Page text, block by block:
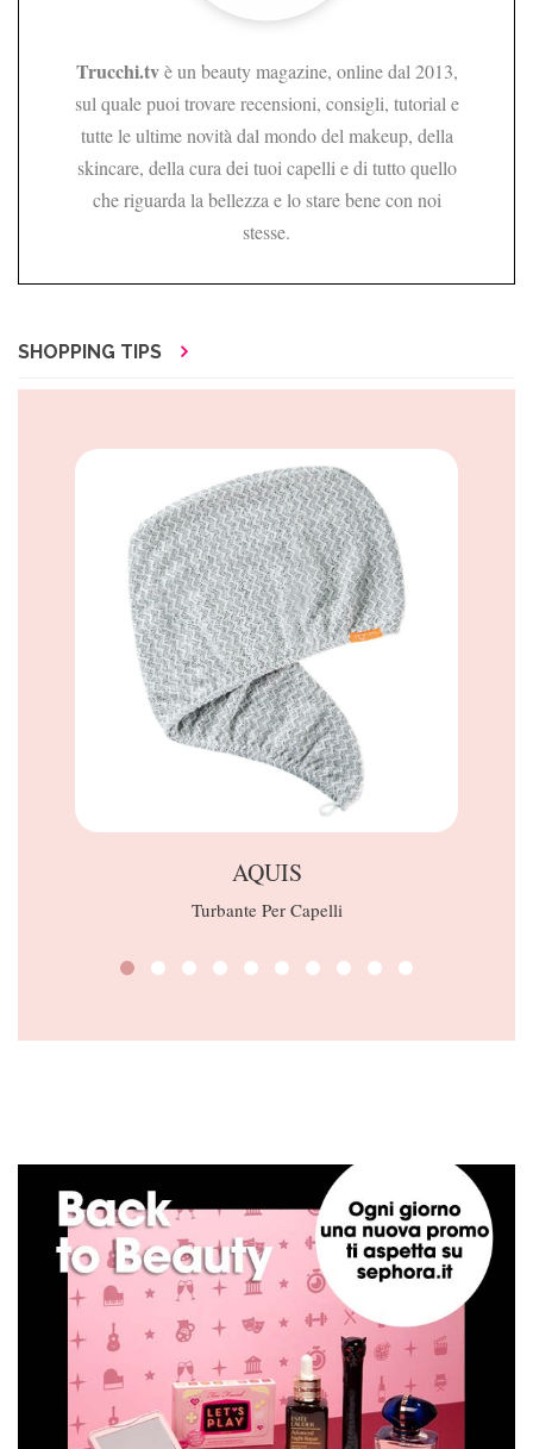
Trucchi.tvè un beauty magazine, online dal 2013,
sul quale puoi trovare recensioni, consigli, tutorial e
tutte le ultime novità dal mondo del makeup, della
skincare, della cura dei tuoi capelli e di tutto quello
che riguarda la bellezza e lo stare bene con noi
stesse.
SHOPPING TIPS
AQUIS
Turbante Per Capelli